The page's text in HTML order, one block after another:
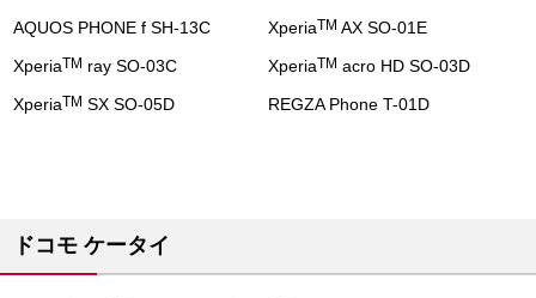
AQUOS PHONE f SH-13C
XperiaTM AX SO-01E
XperiaTM ray SO-03C XperiaTM acro HD SO-03D
XperiaTM SX SO-05D REGZA Phone T-01D
ドコモ ケータイ